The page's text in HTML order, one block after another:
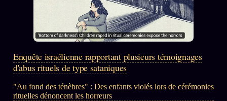
Enquête israélienne rapportant plusieurs témoignages
d'abus rituels de type sataniques
"Au fond des ténèbres" : Des enfants violés lors de cérémonies
rituelles dénoncent les horreurs